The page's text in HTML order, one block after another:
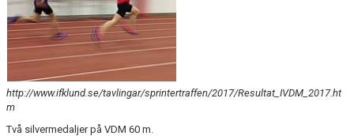
http://www.ifklund.se/tavlingar/sprintertraffen/2017/Resultat_IVDM_2017.ht
m
Två silvermedaljer på VDM 60 m.